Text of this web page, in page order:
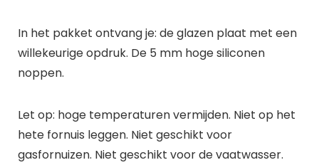
In het pakket ontvang je: de glazen plaat met een
willekeurige opdruk. De 5 mm hoge siliconen
noppen.
Let op: hoge temperaturen vermijden. Niet op het
hete fornuis leggen. Niet geschikt voor
gasfornuizen. Niet geschikt voor de vaatwasser.